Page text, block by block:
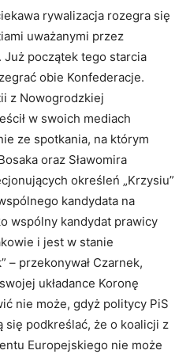
rywalizacja rozegra się
uważanymi przez
Już początek tego starcia
obie Konfederacje.
z Nowogrodzkiej
w swoich mediach
ze spotkania, na którym
oraz Sławomira
określeń „Krzysiu”
kandydata na
wspólny kandydat prawicy
i jest w stanie
– przekonywał Czarnek,
układance Koronę
nie może, gdyż politycy PiS
się podkreślać, że o koalicji z
Europejskiego nie może